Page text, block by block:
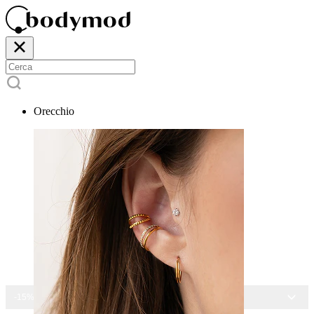
Orecchio
-15% SU TUTTI I GIOIELLI